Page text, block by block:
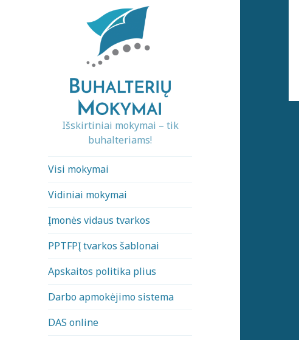
Išskirtiniai mokymai – tik
buhalteriams!
Visi mokymai
Vidiniai mokymai
Įmonės vidaus tvarkos
PPTFPĮ tvarkos šablonai
Apskaitos politika plius
Darbo apmokėjimo sistema
DAS online